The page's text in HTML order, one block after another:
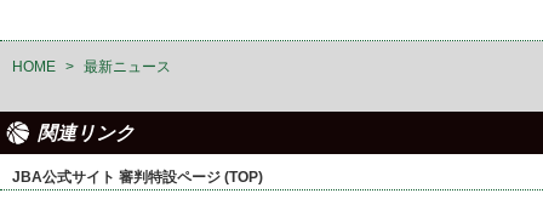
HOME > 最新ニュース
関連リンク
JBA公式サイト 審判特設ページ (TOP)